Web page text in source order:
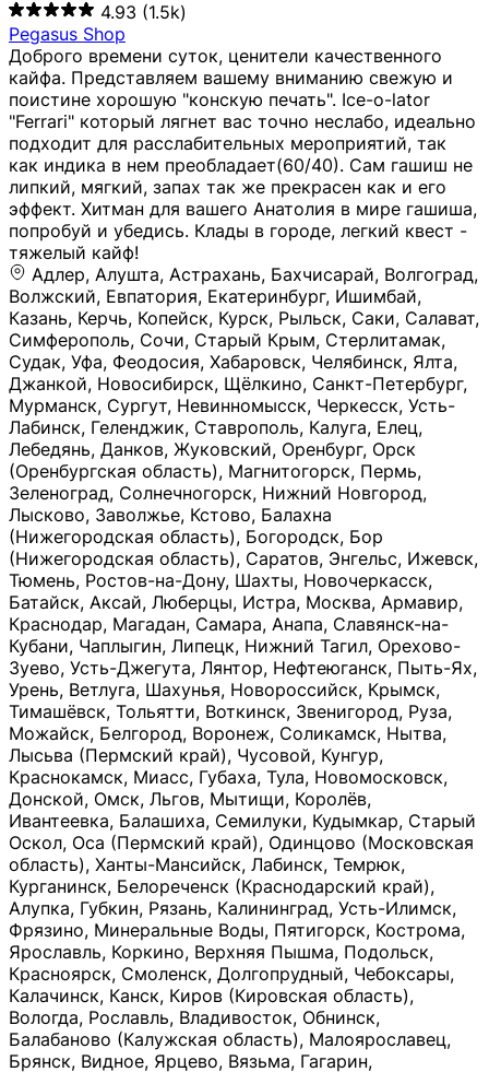
4.93 (1.5k)
Pegasus Shop
Доброго времени суток, ценители качественного
кайфа. Представляем вашему вниманию свежую и
поистине хорошую "конскую печать". Ice-o-lator
"Ferrari" который лягнет вас точно неслабо, идеально
подходит для расслабительных мероприятий, так
как индика в нем преобладает(60/40). Сам гашиш не
липкий, мягкий, запах так же прекрасен как и его
эффект. Хитман для вашего Анатолия в мире гашиша,
попробуй и убедись. Клады в городе, легкий квест -
тяжелый кайф!
Адлер, Алушта, Астрахань, Бахчисарай, Волгоград, Волжский, Евпатория, Екатеринбург, Ишимбай, Казань, Керчь, Копейск, Курск, Рыльск, Саки, Салават, Симферополь, Сочи, Старый Крым, Стерлитамак, Судак, Уфа, Феодосия, Хабаровск, Челябинск, Ялта, Джанкой, Новосибирск, Щёлкино, Санкт-Петербург, Мурманск, Сургут, Невинномысск, Черкесск, Усть-Лабинск, Геленджик, Ставрополь, Калуга, Елец, Лебедянь, Данков, Жуковский, Оренбург, Орск (Оренбургская область), Магнитогорск, Пермь, Зеленоград, Солнечногорск, Нижний Новгород, Лысково, Заволжье, Кстово, Балахна (Нижегородская область), Богородск, Бор (Нижегородская область), Саратов, Энгельс, Ижевск, Тюмень, Ростов-на-Дону, Шахты, Новочеркасск, Батайск, Аксай, Люберцы, Истра, Москва, Армавир, Краснодар, Магадан, Самара, Анапа, Славянск-на-Кубани, Чаплыгин, Липецк, Нижний Тагил, Орехово-Зуево, Усть-Джегута, Лянтор, Нефтеюганск, Пыть-Ях, Урень, Ветлуга, Шахунья, Новороссийск, Крымск, Тимашёвск, Тольятти, Воткинск, Звенигород, Руза, Можайск, Белгород, Воронеж, Соликамск, Нытва, Лысьва (Пермский край), Чусовой, Кунгур, Краснокамск, Миасс, Губаха, Тула, Новомосковск, Донской, Омск, Льгов, Мытищи, Королёв, Ивантеевка, Балашиха, Семилуки, Кудымкар, Старый Оскол, Оса (Пермский край), Одинцово (Московская область), Ханты-Мансийск, Лабинск, Темрюк, Курганинск, Белореченск (Краснодарский край), Алупкa, Губкин, Рязань, Калининград, Усть-Илимск, Фрязино, Минеральные Воды, Пятигорск, Кострома, Ярославль, Коркино, Верхняя Пышма, Подольск, Красноярск, Смоленск, Долгопрудный, Чебоксары, Калачинск, Канск, Киров (Кировская область), Вологда, Рославль, Владивосток, Обнинск, Балабаново (Калужская область), Малоярославец, Брянск, Видное, Ярцево, Вязьма, Гагарин, Приволжск, Фурманов, Чайковский, Кинешма, Горячий Ключ, Улан-Удэ, Туймазы, Дюртюли, Альметьевск, Нефтекамск, Хадыженск, Апшеронск, Майкоп, Уссурийск, Ульяновск, Гатчина, Луга (Ленинградская область), Надым, Ногинск, Электросталь, Железнодорожный (Московская область), Бутурлиновка, Кириллов, Краснознаменск (Калиниградская область), Мышкин, Томмот, Холм, Абакан, Абдулино, Агидель, Агрыз, Адыгейск, Азнакаево, Алатырь, Алдан, Алейск, Александров, Александровск, Алексеевка (Белгородская обл.), Алексин, Амурск, Анадырь, Ангарск, Андреаполь, Анжеро-Судженск, Анива, Апатиты, Арамиль, Ардон, Арзамас, Аркадак, Арсеньев, Артём, Артёмовский, Архангельск, Асбест, Асино, Аткарск, Ахтубинск, Аша, Бабаево (Вологодская область), Бавлы (Республика Татарстан), Байкальск, Бакал, Баксан, Балаклава, Балаково (Саратовская область), Балашов (Саратовская область), Балтийск, Барабинск, Барнаул, Барыш (Ульяновская область), Бежецк, Белая Калитва (Ростовская область), Белебей, Белогорск (Крым), Белозерск, Белокуриха, Беломорск, Белоозёрский (Московская область), Белорецк (Республика Башкортостан), Кызыл, Белоярский (Ханты-Мансийский АО), Бердск, Березники (Пермский край), Берёзовский (Кемеровская область), Берёзовский (Свердловская область), Беслан, Бийск, Бикин, Билибино, Биробиджан, Благовещенск (Амурская область), Благовещенск (Башкортостан), Бобров, Богородицк, Боготол, Богучар, Бокситогорск (Ленинградская область), Бологое (Тверская область), Болхов, Большой Камень (Приморский край), Борисоглебск (Воронежская область), Боровичи (Новгородская область), Боровск, Бородино, Братск, Бронницы (Московская область), Бугульма (Республика Татарстан), Бугуруслан (Оренбургская область), Буинск, Буй, Буйнакск, Валдай, Валуйки, Велиж, Великие Луки, Великий Новгород, Великий Устюг, Вельск, Венёв, Верещагино, Верхнеуральск, Верхний Уфалей, Верхняя Салда, Верхняя Тура, Весьегонск, Вилючинск, Вихоревка, Вичуга, Владикавказ, Волгодонск, Волгореченск, Володарск, Волосово, Волчанск, Вольск, Воркута, Ворсма, Всеволожск (Ленинградская область), Вуктыл, Выкса, Высоковск, Высоцк, Вытегра, Вышний Волочёк, Вяземский, Вязники, Вятские Поляны, Нея, Шилка, Гаврилов Посад, Гаврилов-Ям, Гай, Галич, Гдов, Голицыно, Горно-Алтайск, Горнозаводск, Горняк, Городец, Гороховец, Гремячинск, Грозный, Грязи, Грязовец, Губкинский, Гуково, Гулькевичи, Гурьевск (Калининградская область), Гурьевск (Кемеровская область), Гусев, Гусь-Хрустальный, Давлеканово, Далматово, Дальнегорск, Дегтярск, Дедовск, Демидов, Дербент, Десногорск, Дзержинск, Дзержинский (Московская область), Дивногорск, Димитровград, Дмитровск, Дно, Добрянка, Долинск, Домодедово, Донецк (ДНР), Дорогобуж, Дрезна, Дубна, Дудинка, Духовщина, Дятьково, Егорьевск, Елабуга, Елизово, Ельня (Будет изменено название), Емва, Енисейск, Ермолино, Ершов, Ессентуки, Ефремов, Железноводск, Железногорск (Красноярский край), Железногорск (Курская область), Железногорск-Илимский, Жигулёвск, Жиздра, Жирновск, Жуков, Жуковка, Заводоуковск, Заволжск, Задонск, Заинск, Заозёрный, Заозёрск, Западная Двина, Заполярный, Зарайск, Заречный (Пензенская область), Заречный (Свердловская область), Заринск, Звенигово, Зверево, Зеленогорск ( Ленинградская обл. ), Зеленоградск, Зеленодольск, Зеленокумск, Зерноград, Зима, Змеиногорск, Зубцов, Ивангород, Иваново, Ивдель, Избербаш, Изобильный, Иланский, Инза, Инкерман, Инта, Ипатово, Искитим, Йошкар-Ола, Кадников, Калач, Калач-на-Дону, Калининск, Калтан, Калязин, Камбарка, Каменка (Пензенская область), Каменногорск (Ленинградская область), Каменск-Уральский, Каменск-Шахтинский, Камень-на-Оби, Камешково, Камышин, Канаш, Кандалакша, Карабаново, Карабаш, Карачаевск, Каргат, Каргополь, Карпинск, Карталы, Касимов, Касли, Каспийск, Катав-Ивановск, Катайск, Качканар, Кашин, Кашира, Кемерово, Кемь, Кизел, Кизилюрт, Кизляр, Кимовск, Кимры, Кингисепп, Кинель, Киреевск, Киренск, Киржач, Кириши, Кирово-Чепецк, Кировск (Ленинградская область), Кировск (Мурманская область), Кирсанов, Киселёвск, Кисловодск, Климовск, Клинцы, Княгинино, Ковдор, Ковров, Когалым, Козельск, Козьмодемьянск, Кола, Кологрив, Колпашево, Колпино, Кольчугино, Комсомольск, Комсомольск-на-Амуре, Конаково, Кондопога, Кондрово, Константиновск, Кораблино, Кореновск, Корсаков, Коряжма, Костерёво, Костомукша, Котельники, Котельниково, Котельнич, Котлас, Котовск, Кохма, Красноармейск (Московская область), Краснозаводск, Краснознаменск (Московская область), Краснокаменск, Краснослободск (Волгоградская область), Краснотурьинск, Красноуральск, Красный Сулин, Кремёнки, Кропоткин, Кубинка, Кувшиново (Тверская область), Кудрово, Кулебаки, Кумертау, Курлово, Куровское, Куртамыш, Курчатов, Куса, Кушва, Кыштым, Лабытнанги, Лагань, Лаишево (Республика Татарстан), Лакинск, Лангепас, Лахденпохья, Ленинск-Кузнецкий, Ленск (Республика Саха), Лермонтов (Ставропольский край), Лесозаводск (Приморский край), Лесосибирск, Ливны (Орловская область), Ликино-Дулёво, Липки (Тульская область), Лиски (Воронежская область), Лихославль, Лодейное Поле, Ломоносов (Санкт-Петербург), Лосино-Петровский, Лукоянов, Луховицы, Лыткарино, Любань (Ленинградская область), Любим, Людиново, Магас, Майский, Макаров, Малая Вишера, Малгобек, Мамадыш, Мамоново, Мантурово, Маркс, Махачкала, Мглин, Мегион, Медвежьегорск, Медногорск, Медынь, Меленки, Мелеуз, Менделеевск, Мещовск, Микунь, Миллерово, Минусинск, Миньяр, Мирный (Архангельская область), Мирный (Якутия), Михайловка (Город), Михайловск (Свердловская область), Михайловск (Ставропольский край), Могоча, Можга, Моздок, Мончегорск, Морозовск, Моршанск, Мосальск, Муравленко, Мурино, Муром, Мценск, Мыски, Набережные Челны, Навашино (Нижегородская область), Назарово (Красноярский край), Назрань, Нальчик, Наро-Фоминск, Нарткала, Нарьян-Мар, Находка, Невель (Псковская область), Невельск, Невьянск, Нелидово (Тверская область), Неман, Нерехта (Костромская область), Нерюнгри, Нестеров, Нефтегорск (Самарская область), Нефтекумск, Нижневартовск, Нижнекамск (Республика Татарстан), Нижнеудинск, Нижние Серги, Нижний Ломов, Нижняя Тура, Николаевск-на-Амуре, Никольск (Вологодская область), Никольск (Пензенская область), Новая Ладога, Новая Ляля, Новоалександровск, Новоалтайск, Нововоронеж, Новодвинск, Новозыбков, Новокубанск, Новокуйбышевск, Новомичуринск, Новопавловск, Новоржев, Новосокольники, Новотроицк, Новоульяновск, Новоуральск, Новохопёрск, Новочебоксарск, Новошахтинск, Новый Оскол, Новый Уренгой, Норильск, Нурлат, Нягань, Нязепетровск, Няндома, Облучье, Обоянь, Озёрск (Калининградская область), Озёрск (Челябинская область), Озёры, Октябрьск (Самарская область), Октябрьский (Башкортостан), Окуловка (Новгородская область), Оленегорск, Олонец, Онега, Опочка, Осинники, Осташков, Остров, Острогожск, Отрадный, Оха, Павлово, Павловск (Воронежская область), Павловск (Санкт-Петербург), Павловский Посад, Партизанск, Певек, Пенза, Первоуральск, Перевоз, Пересвет, Переславль-Залесский, Пестово (Новгородская область), Петрозаводск, Петропавловск-Камчатский, Печоры, Пикалёво, Пионерский, Питкяранта, Плавск, Плёс, Подпорожье, Покачи, Покров, Покровск, Полесск, Полысаево, Полярные Зори, Полярный, Поронайск, Порхов, Похвистнево, Почеп, Починок, Пошехонье, Правдинск, Приморск (Калининградская область), Приморско-Ахтарск, Приозерск, Прокопьевск, Протвино, Прохладный, Пугачёв, Пудож, Пустошка, Пушкино, Пущино, Пыталово, Радужный (Владимирская область), Радужный (Ханты-Мансийский АО), Райчихинск, Раменское, Рассказово, Ревда, Реж, Реутов, Родники, Россошь, Ростов (Ярославская обл.), Рошаль, Ртищево, Рубцовск, Рузаевка, Рыбинск, Рыбное, Ряжск, Салехард, Сальск, Саранск, Сарапул, Саров, Сасово, Сатка, Сафоново, Саяногорск, Саянск, Светлогорск, Светлоград, Светлый, Светогорск (Ленинградская область), Свободный, Себеж, Северобайкальск, Северодвинск, Североуральск, Сегежа, Семикаракорск, Сенгилей, Серафимович, Сергач, Сергиев Посад, Сердобск, Сертолово (Ленинградская область), Сестрорецк (Ленинградская область), Сибай, Скопин, Славгород, Сланцы, Слободской, Слюдянка, Собинка, Советск (Кировская область), Советск (Калининградская область), Советск (Тульская область), Советская Гавань, Советский (Ханты-Мансийский АО), Сокол (Вологодская область), Солигалич, Соль-Илецк, Сольцы, Сортавала, Сосенский, Сосновоборск, Сосновый Бор (Ленинградская область), Сосногорск, Спас-Клепики, Спасск-Рязанский, С